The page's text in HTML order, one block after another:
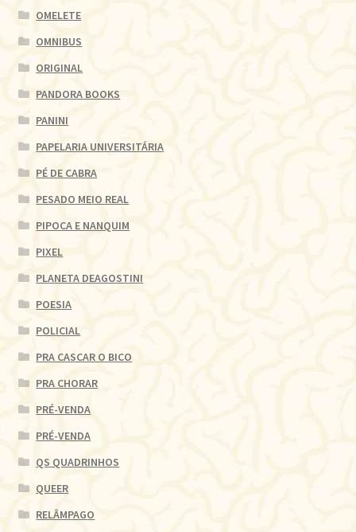
OMELETE
OMNIBUS
ORIGINAL
PANDORA BOOKS
PANINI
PAPELARIA UNIVERSITÁRIA
PÉ DE CABRA
PESADO MEIO REAL
PIPOCA E NANQUIM
PIXEL
PLANETA DEAGOSTINI
POESIA
POLICIAL
PRA CASCAR O BICO
PRA CHORAR
PRÉ-VENDA
PRÉ-VENDA
QS QUADRINHOS
QUEER
RELÂMPAGO